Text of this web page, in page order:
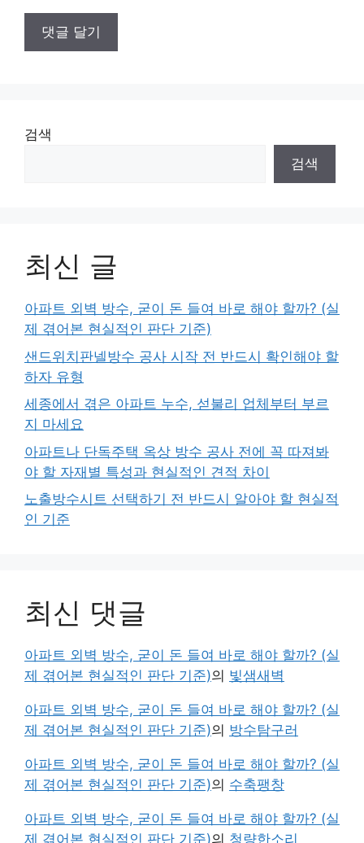
검색
검색
최신 글
아파트 외벽 방수, 굳이 돈 들여 바로 해야 할까? (실
제 겪어본 현실적인 판단 기준)
샌드위치판넬방수 공사 시작 전 반드시 확인해야 할
하자 유형
세종에서 겪은 아파트 누수, 섣불리 업체부터 부르
지 마세요
아파트나 단독주택 옥상 방수 공사 전에 꼭 따져봐
야 할 자재별 특성과 현실적인 견적 차이
노출방수시트 선택하기 전 반드시 알아야 할 현실적
인 기준
최신 댓글
아파트 외벽 방수, 굳이 돈 들여 바로 해야 할까? (실
제 겪어본 현실적인 판단 기준)의 빛샘새벽
아파트 외벽 방수, 굳이 돈 들여 바로 해야 할까? (실
제 겪어본 현실적인 판단 기준)의 방수탐구러
아파트 외벽 방수, 굳이 돈 들여 바로 해야 할까? (실
제 겪어본 현실적인 판단 기준)의 수축팽창
아파트 외벽 방수, 굳이 돈 들여 바로 해야 할까? (실
제 겪어본 현실적인 판단 기준)의 청량한소리